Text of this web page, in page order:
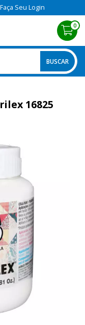
Faça Seu Login
BUSCAR
0
16825